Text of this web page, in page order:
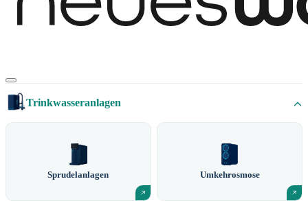
Trinkwasseranlagen
Sprudelanlagen Umkehrosmose